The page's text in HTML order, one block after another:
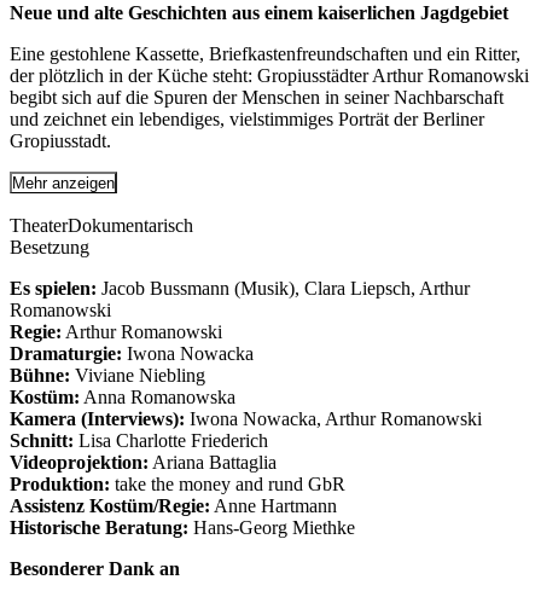
Neue und alte Geschichten aus einem kaiserlichen Jagdgebiet
Eine gestohlene Kassette, Briefkastenfreundschaften und ein Ritter,
der plötzlich in der Küche steht: Gropiusstädter Arthur Romanowski
begibt sich auf die Spuren der Menschen in seiner Nachbarschaft
und zeichnet ein lebendiges, vielstimmiges Porträt der Berliner
Gropiusstadt.
Mehr anzeigen
TheaterDokumentarisch
Besetzung
Es spielen: Jacob Bussmann (Musik), Clara Liepsch, Arthur
Romanowski
Regie: Arthur Romanowski
Dramaturgie: Iwona Nowacka
Bühne: Viviane Niebling
Kostüm: Anna Romanowska
Kamera (Interviews): Iwona Nowacka, Arthur Romanowski
Schnitt: Lisa Charlotte Friederich
Videoprojektion: Ariana Battaglia
Produktion: take the money and rund GbR
Assistenz Kostüm/Regie: Anne Hartmann
Historische Beratung: Hans-Georg Miethke
Besonderer Dank an